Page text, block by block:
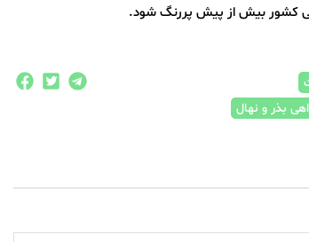
کشور بیش از پیش پررنگ شود.
بذر و نهال